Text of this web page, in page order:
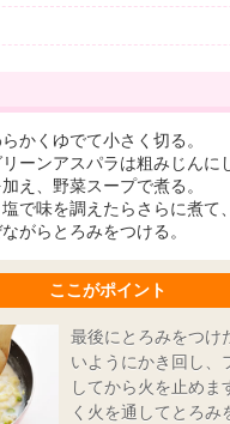
かくゆでて小さく切る。
ーンアスパラは粗みじんに
え、野菜スープで煮る。
で味を調えたらさらに煮て
がらとろみをつける。
ここがポイント
最後にとろみをつけ
いようにかき回し、
してから火を止めま
く火を通してとろみ